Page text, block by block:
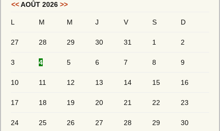
<<AOÛT 2026 >>
L M M J V S D
27 28 29 30 31 1 2
3 4 5 6 7 8 9
10 11 12 13 14 15 16
17 18 19 20 21 22 23
24 25 26 27 28 29 30